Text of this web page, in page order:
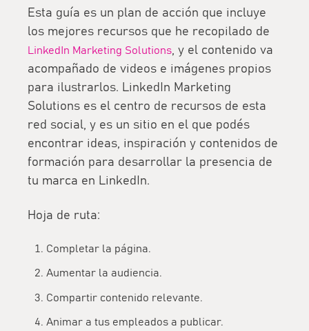
Esta guía es un plan de acción que incluye
los mejores recursos que he recopilado de
LinkedIn Marketing Solutions, y el contenido va
acompañado de videos e imágenes propios
para ilustrarlos. LinkedIn Marketing
Solutions es el centro de recursos de esta
red social, y es un sitio en el que podés
encontrar ideas, inspiración y contenidos de
formación para desarrollar la presencia de
tu marca en LinkedIn.
Hoja de ruta:
Completar la página.
Aumentar la audiencia.
Compartir contenido relevante.
Animar a tus empleados a publicar.